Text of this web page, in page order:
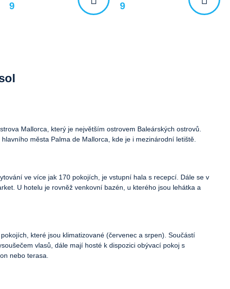
9 9
Mallorca, který je největším ostrovem Baleárských ostrovů.
města Palma de Mallorca, kde je i mezinárodní letiště.
ve více jak 170 pokojích, je vstupní hala s recepcí. Dále se v
U hotelu je rovněž venkovní bazén, u kterého jsou lehátka a
které jsou klimatizované (červenec a srpen). Součástí
vlasů, dále mají hosté k dispozici obývací pokoj s
nebo terasa.